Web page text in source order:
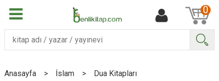
0
Anasayfa > İslam > Dua Kitapları